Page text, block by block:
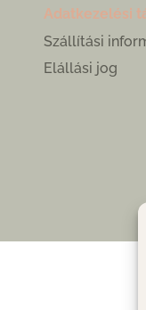
Adatkezelési
Szállítási
Elállási jog